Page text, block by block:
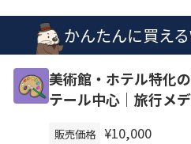
かんたんに買え
美術館・ホテル特化
テール中心｜旅行メ
販売価格 ¥10,000